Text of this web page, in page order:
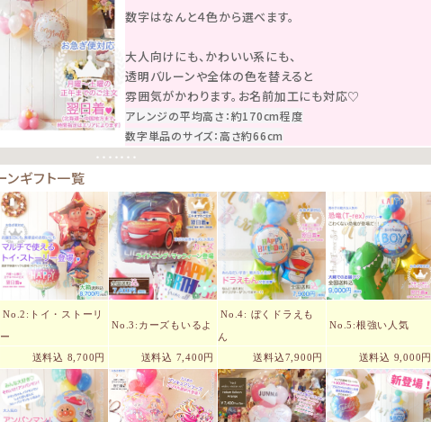
数字はなんと４色から選べます。
大人向けにも、かわいい系にも、
透明バルーンや全体の色を替えると
雰囲気がかわります。お名前加工にも対応♡
アレンジの平均高さ：約170cm程度
数字単品のサイズ：高さ約66cm
・・・・・・・
No.2:トイ・ストーリ
ー
No.3:カーズもいるよ
No.4: ぼくドラえも
ん
No.5:根強い人気
送料込 8,700円 送料込 7,400円 送料込7,900円 送料込 9,000円